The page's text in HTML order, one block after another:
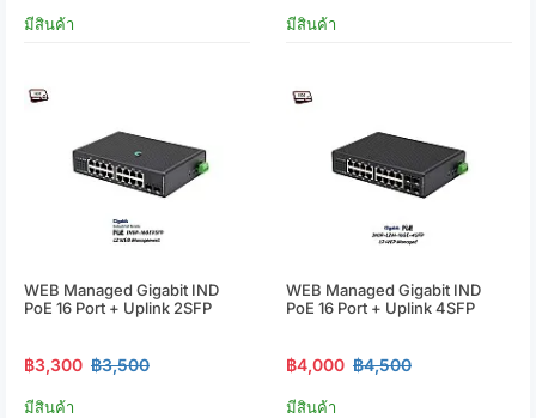
มีสินค้า มีสินค้า
WEB Managed Gigabit IND
PoE 16 Port + Uplink 2SFP
฿3,300 ฿3,500
มีสินค้า
WEB Managed Gigabit IND
PoE 16 Port + Uplink 4SFP
฿4,000 ฿4,500
มีสินค้า